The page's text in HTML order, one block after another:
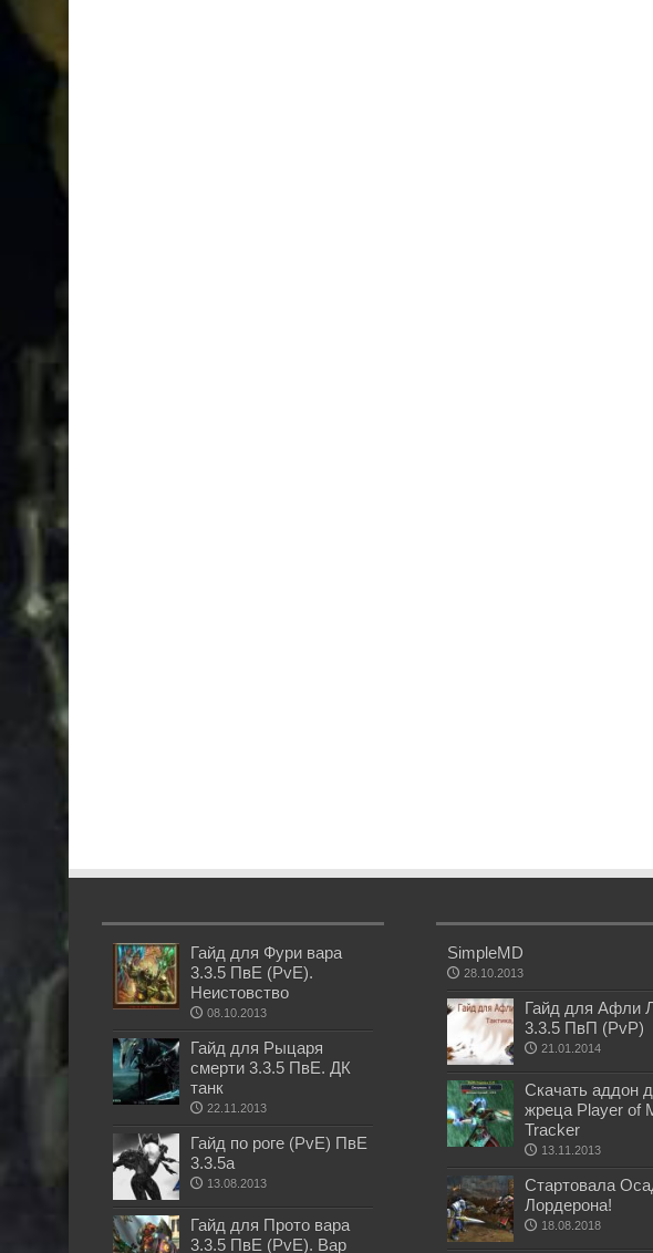
Гайд для Фури вара
3.3.5 ПвЕ (PvE).
Неистовство
08.10.2013
Гайд для Рыцаря
смерти 3.3.5 ПвЕ. ДК
танк
22.11.2013
Гайд по роге (PvE) ПвЕ
3.3.5а
13.08.2013
Гайд для Прото вара
3.3.5 ПвЕ (PvE). Вар
SimpleMD
28.10.2013
Гайд для Афли
3.3.5 ПвП (PvP)
21.01.2014
Скачать аддон
жреца Player of
Tracker
13.11.2013
Стартовала
Лордерона!
18.08.2018